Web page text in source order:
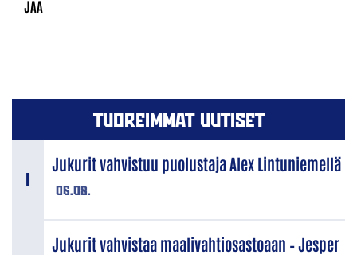
TUOREIMMAT UUTISET
06.08.
Jukurit vahvistuu puolustaja Alex Lintuniemellä
Jukurit vahvistaa maalivahtiosastoaan – Jesper